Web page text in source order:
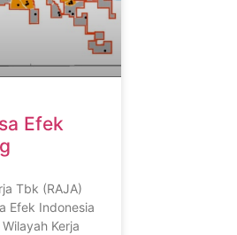
Efek
Tbk (RAJA)
Efek Indonesia
Kerja